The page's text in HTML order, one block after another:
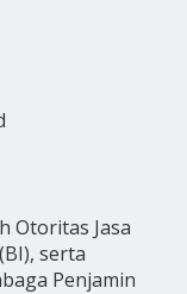
Otoritas Jasa
serta
Penjamin